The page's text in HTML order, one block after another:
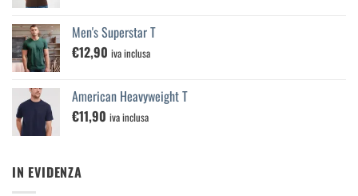
Men's Superstar T
€12,90 iva inclusa
American Heavyweight T
€11,90 iva inclusa
IN EVIDENZA